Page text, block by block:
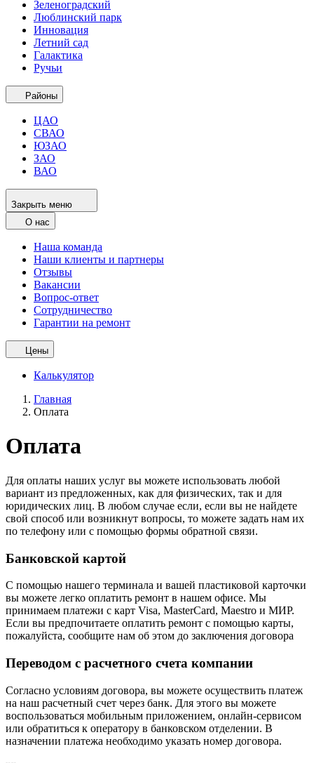
Зеленоградский
Люблинский парк
Инновация
Летний сад
Галактика
Ручьи
Районы
ЦАО
СВАО
ЮЗАО
ЗАО
ВАО
Закрыть меню
О нас
Наша команда
Наши клиенты и партнеры
Отзывы
Вакансии
Вопрос-ответ
Сотрудничество
Гарантии на ремонт
Цены
Калькулятор
Главная
Оплата
Оплата
Для оплаты наших услуг вы можете использовать любой
вариант из предложенных, как для физических, так и для
юридических лиц. В любом случае если, если вы не найдете
свой способ или возникнут вопросы, то можете задать нам их
по телефону или с помощью формы обратной связи.
Банковской картой
С помощью нашего терминала и вашей пластиковой карточки
вы можете легко оплатить ремонт в нашем офисе. Мы
принимаем платежи с карт Visa, MasterCard, Maestro и МИР.
Если вы предпочитаете оплатить ремонт с помощью карты,
пожалуйста, сообщите нам об этом до заключения договора
Переводом с расчетного счета компании
Согласно условиям договора, вы можете осуществить платеж
на наш расчетный счет через банк. Для этого вы можете
воспользоваться мобильным приложением, онлайн-сервисом
или обратиться к оператору в банковском отделении. В
назначении платежа необходимо указать номер договора.